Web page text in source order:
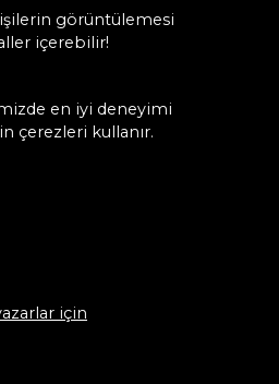
görüntülemesi
içerebilir!
en iyi deneyimi
çerezleri kullanır.
için